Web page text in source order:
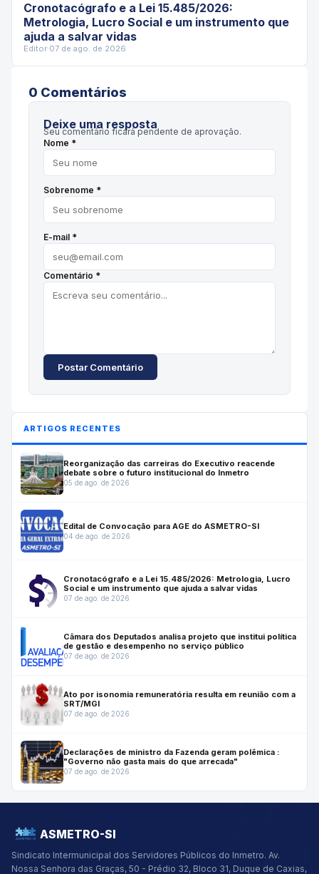
Cronotacógrafo e a Lei 15.485/2026:
Metrologia, Lucro Social e um instrumento que
ajuda a salvar vidas
Editor·07 de ago. de 2026
0 Comentários
Deixe uma resposta
Seu comentário ficará pendente de aprovação.
Nome *
Sobrenome *
E-mail *
Comentário *
Postar Comentário
ARTIGOS RECENTES
Reorganização das carreiras do Executivo reacende
debate sobre o futuro institucional do Inmetro
05 de ago. de 2026
Edital de Convocação para AGE do ASMETRO-SI
04 de ago. de 2026
Cronotacógrafo e a Lei 15.485/2026: Metrologia, Lucro
Social e um instrumento que ajuda a salvar vidas
07 de ago. de 2026
Câmara dos Deputados analisa projeto que institui política
de gestão e desempenho no serviço público
07 de ago. de 2026
Ato por isonomia remuneratória resulta em reunião com a
SRT/MGI
07 de ago. de 2026
Declarações de ministro da Fazenda geram polêmica :
"Governo não gasta mais do que arrecada"
07 de ago. de 2026
ASMETRO-SI
Sindicato Intermunicipal dos Servidores Públicos do Inmetro. Av.
Nossa Senhora das Graças, 50 - Prédio 32, Bloco 31, Duque de Caxias,